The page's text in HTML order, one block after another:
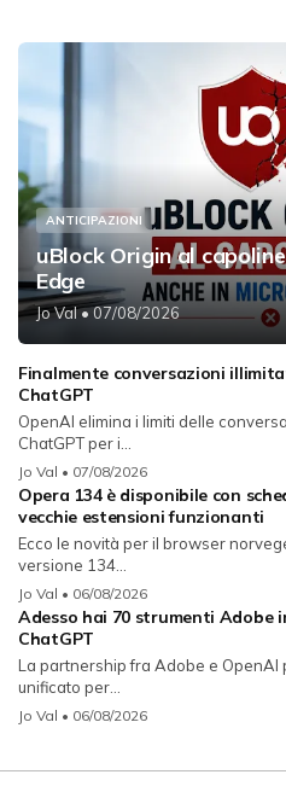
ANTICIPAZIONI
uBlock Origin al
Edge
Jo Val• 07/08/2026
Finalmente conversazioni
ChatGPT
OpenAI elimina i limiti delle
ChatGPT per i...
Jo Val • 07/08/2026
Opera 134 è disponibile con
vecchie estensioni funzionanti
Ecco le novità per il browser
versione 134...
Jo Val • 06/08/2026
Adesso hai 70 strumenti Adobe
ChatGPT
La partnership fra Adobe e OpenAI
unificato per...
Jo Val • 06/08/2026